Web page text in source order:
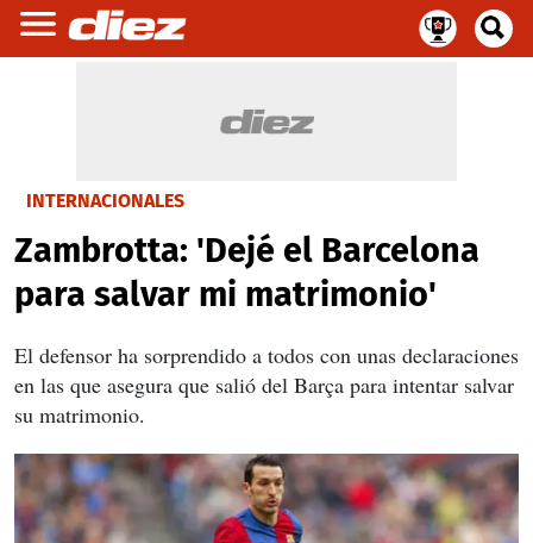
INTERNACIONALES
Zambrotta: 'Dejé el Barcelona
para salvar mi matrimonio'
El defensor ha sorprendido a todos con unas declaraciones
en las que asegura que salió del Barça para intentar salvar
su matrimonio.